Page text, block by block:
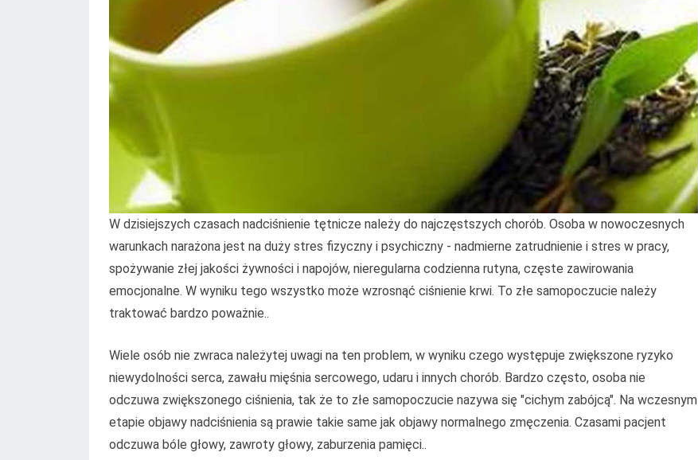
W dzisiejszych czasach nadciśnienie tętnicze należy do najczęstszych chorób. Osoba w nowoczesnych
warunkach narażona jest na duży stres fizyczny i psychiczny - nadmierne zatrudnienie i stres w pracy,
spożywanie złej jakości żywności i napojów, nieregularna codzienna rutyna, częste zawirowania
emocjonalne. W wyniku tego wszystko może wzrosnąć ciśnienie krwi. To złe samopoczucie należy
traktować bardzo poważnie..
Wiele osób nie zwraca należytej uwagi na ten problem, w wyniku czego występuje zwiększone ryzyko
niewydolności serca, zawału mięśnia sercowego, udaru i innych chorób. Bardzo często, osoba nie
odczuwa zwiększonego ciśnienia, tak że to złe samopoczucie nazywa się "cichym zabójcą". Na wczesnym
etapie objawy nadciśnienia są prawie takie same jak objawy normalnego zmęczenia. Czasami pacjent
odczuwa bóle głowy, zawroty głowy, zaburzenia pamięci..